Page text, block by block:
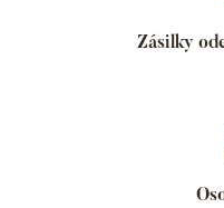
Zásilky